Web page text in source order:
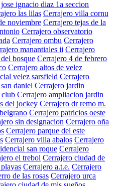
ignacio diaz 1a seccion
las lilas Cerrajero villa cornu
noviembre Cerrajero tejas de la
Cerrajero observatorio
Cerrajero ombu Cerrajero
manantiales ii Cerrajero
bosque Cerrajero 4 de febrero
Cerrajero altos de velez
velez sarsfield Cerrajero
daniel Cerrajero jardin
club Cerrajero ampliacion jardin
del jockey Cerrajero dr remo m.
Cerrajero patricios oeste
sin designacion Cerrajero oña
Cerrajero parque del este
Cerrajero villa abalos Cerrajero
san roque Cerrajero
el trebol Cerrajero ciudad de
Cerrajero a.t.e. Cerrajero
de las rosas Cerrajero urca